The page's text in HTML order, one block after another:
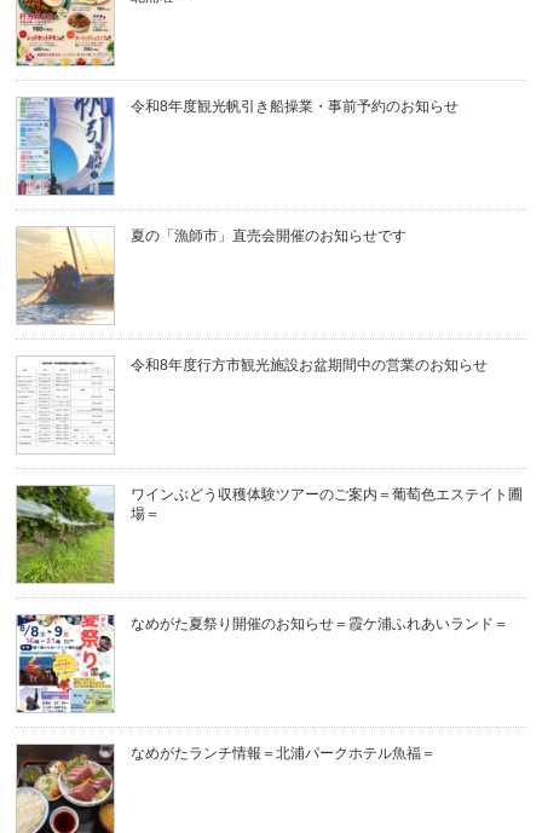
令和8年度観光帆引き船操業・事前予約のお知らせ
夏の「漁師市」直売会開催のお知らせです
令和8年度行方市観光施設お盆期間中の営業のお知らせ
ワインぶどう収穫体験ツアーのご案内＝葡萄色エステイト圃
場＝
なめがた夏祭り開催のお知らせ＝霞ケ浦ふれあいランド＝
なめがたランチ情報＝北浦パークホテル魚福＝